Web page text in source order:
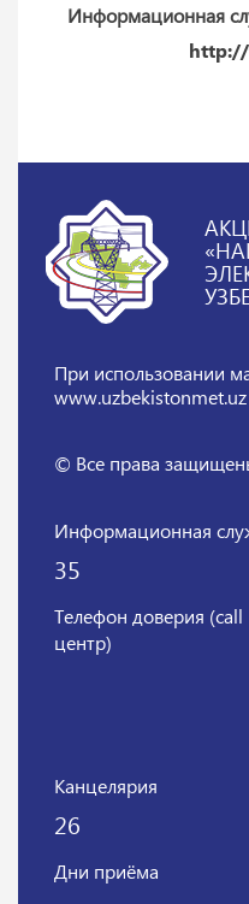
Информационная
При использовании
www.uzbekistonmet.uz
© Все права
Информационная
35
Телефон доверия (call
центр)
Канцелярия
26
Дни приёма